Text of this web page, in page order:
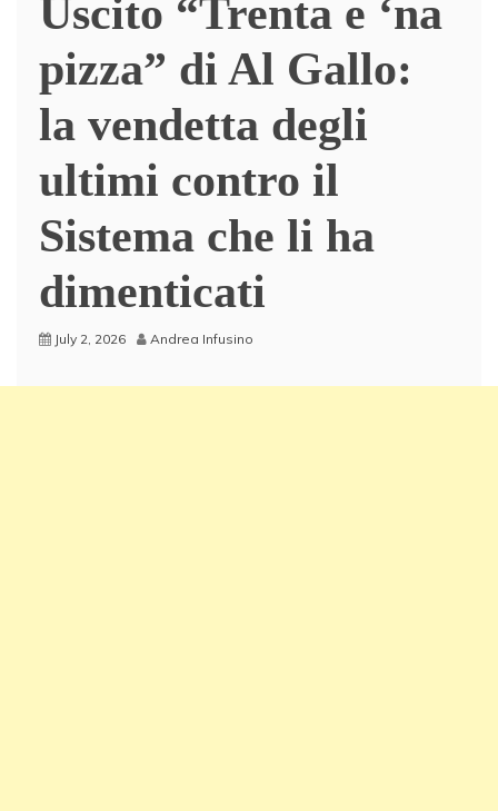
Uscito “Trenta e ‘na
pizza” di Al Gallo:
la vendetta degli
ultimi contro il
Sistema che li ha
dimenticati
July 2, 2026 Andrea Infusino